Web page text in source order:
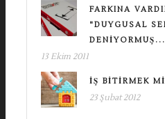
FARKINA
"DUYGUSAL
DENIYORMUŞ...
13 Ekim 2011
İŞ BITIRMEK
23 Şubat 2012